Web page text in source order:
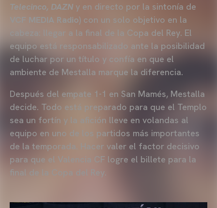
Telecinco, DAZN y en directo por la sintonía de
VCF MEDIA Radio) con un solo objetivo en la
cabeza: llegar a la final de la Copa del Rey. El
equipo está responsabilizado ante la posibilidad
de luchar por un título y confía en que el
ambiente de Mestalla marque la diferencia.
Después del empate 1-1 en San Mamés, Mestalla
decide. Todo está preparado para que el Templo
sea un fortín y la afición lleve en volandas al
equipo en uno de los partidos más importantes
de la temporada. Hacer valer el factor decisivo
para que el Valencia CF logre el billete para la
final de la Copa del Rey.